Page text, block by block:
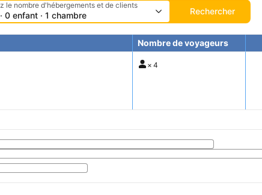
le nombre d'hébergements et de clients
0 enfant · 1 chambre Rechercher
Nombre de voyageurs
× 4